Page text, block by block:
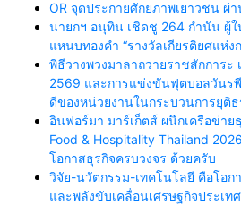
OR จุดประกายศักยภาพเยาวชน ผ่
นายกฯ อนุทิน เชิดชู 264 กำนัน ผู้
แหนบทองคำ “รางวัลเกียรติยศแห่ง
พิธีวางพวงมาลาถวายราชสักการะ
2569 และการแข่งขันฟุตบอลวันร
ดีของหน่วยงานในกระบวนการยุติธ
อินฟอร์มา มาร์เก็ตส์ ผนึกเครือข่าย
Food & Hospitality Thailand
โอกาสธุรกิจครบวงจร ด้วยครับ
วิจัย-นวัตกรรม-เทคโนโลยี คือโอก
และพลังขับเคลื่อนเศรษฐกิจประเทศ